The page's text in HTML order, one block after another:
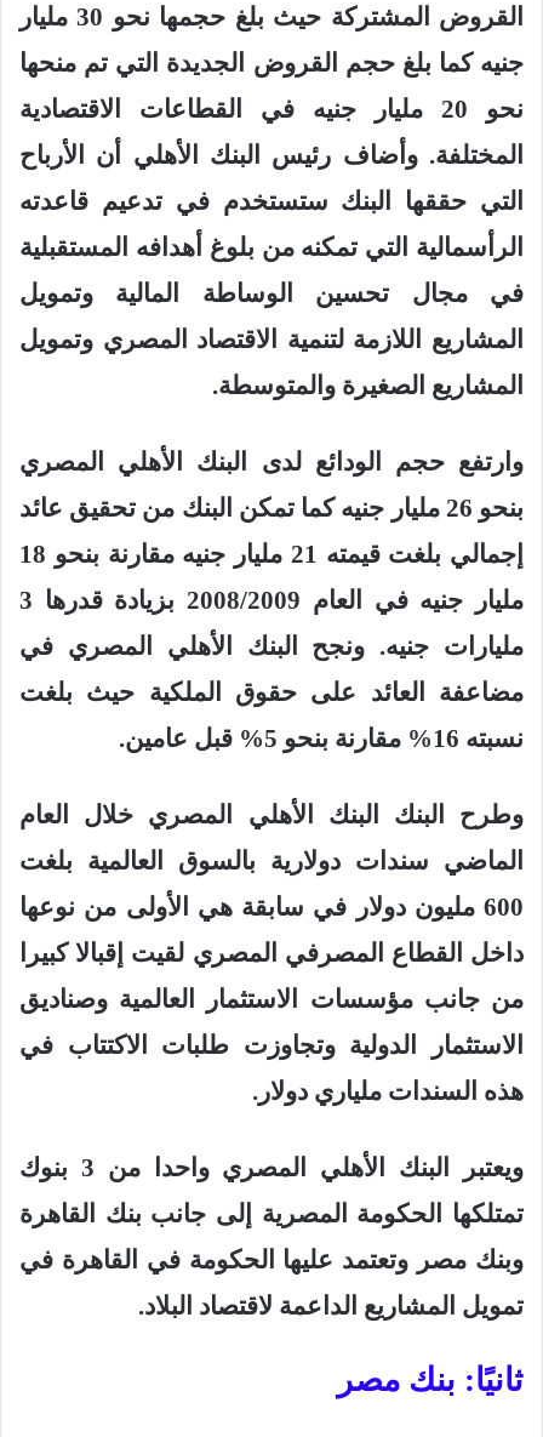
القروض المشتركة حيث بلغ حجمها نحو 30 مليار
جنيه كما بلغ حجم القروض الجديدة التي تم منحها
نحو 20 مليار جنيه في القطاعات الاقتصادية
المختلفة. وأضاف رئيس البنك الأهلي أن الأرباح
التي حققها البنك ستستخدم في تدعيم قاعدته
الرأسمالية التي تمكنه من بلوغ أهدافه المستقبلية
في مجال تحسين الوساطة المالية وتمويل
المشاريع اللازمة لتنمية الاقتصاد المصري وتمويل
المشاريع الصغيرة والمتوسطة.
وارتفع حجم الودائع لدى البنك الأهلي المصري
بنحو 26 مليار جنيه كما تمكن البنك من تحقيق عائد
إجمالي بلغت قيمته 21 مليار جنيه مقارنة بنحو 18
مليار جنيه في العام 2008/2009 بزيادة قدرها 3
مليارات جنيه. ونجح البنك الأهلي المصري في
مضاعفة العائد على حقوق الملكية حيث بلغت
نسبته 16% مقارنة بنحو 5% قبل عامين
.
وطرح البنك البنك الأهلي المصري خلال العام
الماضي سندات دولارية بالسوق العالمية بلغت
600 مليون دولار في سابقة هي الأولى من نوعها
داخل القطاع المصرفي المصري لقيت إقبالا كبيرا
من جانب مؤسسات الاستثمار العالمية وصناديق
الاستثمار الدولية وتجاوزت طلبات الاكتتاب في
هذه السندات ملياري دولار .
ويعتبر البنك الأهلي المصري واحدا من 3 بنوك
تمتلكها الحكومة المصرية إلى جانب بنك القاهرة
وبنك مصر وتعتمد عليها الحكومة في القاهرة في
تمويل المشاريع الداعمة لاقتصاد البلاد.
ثانيًا: بنك مصر